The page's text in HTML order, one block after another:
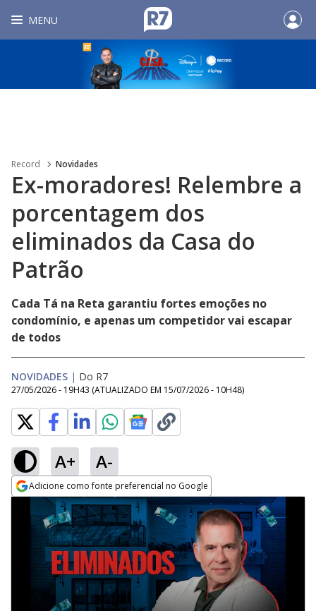
MENU
Record Novidades
Ex-moradores! Relembre a
porcentagem dos
eliminados da Casa do
Patrão
Cada Tá na Reta garantiu fortes emoções no
condomínio, e apenas um competidor vai escapar
de todos
NOVIDADES | Do R7
27/05/2026 - 19H43 (ATUALIZADO EM 15/07/2026 - 10H48)
A+ A-
Adicione como fonte preferencial no Google
Opens in new window